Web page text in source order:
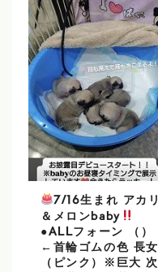
7/16生まれ アカリ
＆メロンbaby
●ALLフォーン （）
←首輪ゴムの色 長女
（ピンク）※巨大 次